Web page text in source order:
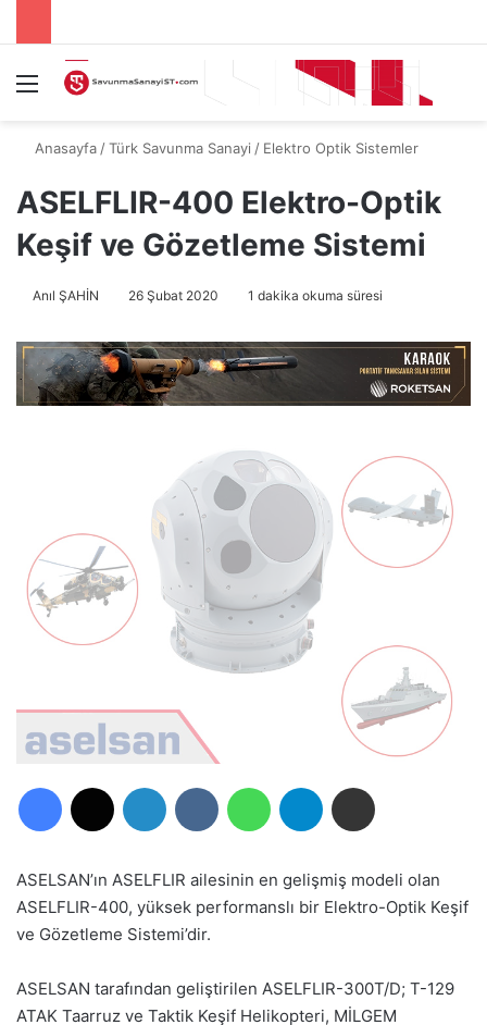
Menü
Anasayfa /Türk Savunma Sanayi / Elektro Optik Sistemler
ASELFLIR-400 Elektro-Optik
Keşif ve Gözetleme Sistemi
Anıl ŞAHİN 26 Şubat 2020 1 dakika okuma süresi
ASELSAN’ın ASELFLIR ailesinin en gelişmiş modeli olan
ASELFLIR-400, yüksek performanslı bir Elektro-Optik Keşif
ve Gözetleme Sistemi’dir.
ASELSAN tarafından geliştirilen ASELFLIR-300T/D; T-129
ATAK Taarruz ve Taktik Keşif Helikopteri, MİLGEM